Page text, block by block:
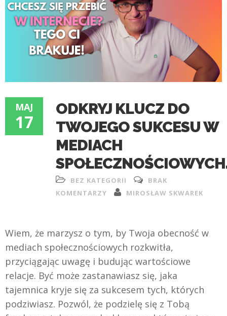
MAJ
17
ODKRYJ KLUCZ DO
TWOJEGO SUKCESU W
MEDIACH
BEZ KATEGORII
BRAK
KOMENTARZY
MIROSŁAW SKWAREK
Wiem, że marzysz o tym, by Twoja obecność w
mediach społecznościowych rozkwitła,
przyciągając uwagę i budując wartościowe
relacje. Być może zastanawiasz się, jaka
tajemnica kryje się za sukcesem tych, których
podziwiasz. Pozwól, że podzielę się z Tobą